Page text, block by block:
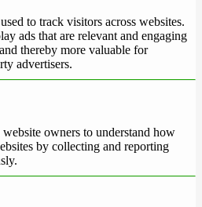
to track visitors across websites.
ads that are relevant and engaging
thereby more valuable for
advertisers.
owners to understand how
by collecting and reporting